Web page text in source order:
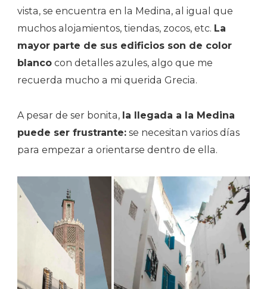
vista, se encuentra en la Medina, al igual que
muchos alojamientos, tiendas, zocos, etc. La
mayor parte de sus edificios son de color
blanco con detalles azules, algo que me
recuerda mucho a mi querida Grecia.
A pesar de ser bonita, la llegada a la Medina
puede ser frustrante: se necesitan varios días
para empezar a orientarse dentro de ella.